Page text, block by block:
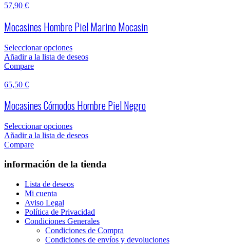
57,90 €
Mocasines Hombre Piel Marino Mocasin
Seleccionar opciones
Añadir a la lista de deseos
Compare
65,50 €
Mocasines Cómodos Hombre Piel Negro
Seleccionar opciones
Añadir a la lista de deseos
Compare
información de la tienda
Lista de deseos
Mi cuenta
Aviso Legal
Política de Privacidad
Condiciones Generales
Condiciones de Compra
Condiciones de envíos y devoluciones